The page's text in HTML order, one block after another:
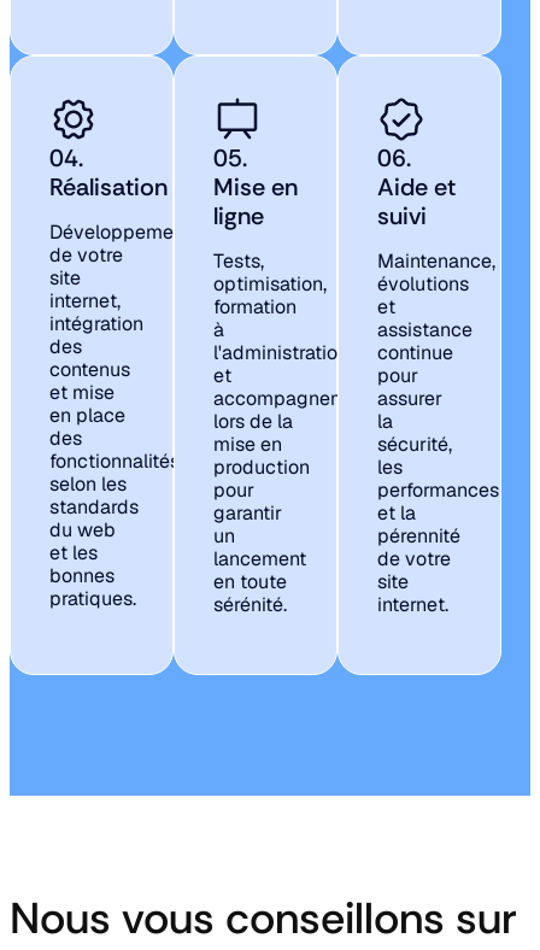
04.
Réalisation
Développement
de votre
site
internet,
intégration
des
contenus
et mise
en place
des
fonctionnalités
selon les
standards
du web
et les
bonnes
pratiques.
05.
Mise en
ligne
Tests,
optimisation,
formation
à
l'administration
et
accompagnement
lors de la
mise en
production
pour
garantir
un
lancement
en toute
sérénité.
06.
Aide et
suivi
Maintenance,
évolutions
et
assistance
continue
pour
assurer
la
sécurité,
les
performances
et la
pérennité
de votre
site
internet.
Nous vous conseillons sur